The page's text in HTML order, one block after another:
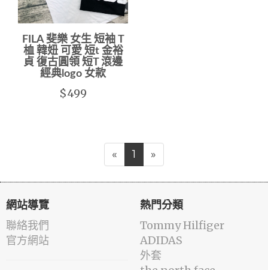
FILA 斐樂 女生 短袖 T
桖 韓妞 可愛 短t 金裕
貞 復古圓領 短T 滾邊
經典logo 女款
$499
« 1 »
網站導覽
聯絡我們
官方網站
熱門分類
Tommy Hilfiger
ADIDAS
外套